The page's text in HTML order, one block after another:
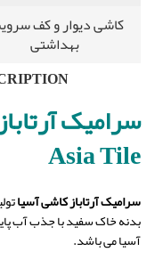
کاشی دیوار و کف
بهداشتی
Asia Tile
سرامیک آرتاباز کاشی آسیا
بدنه خاک سفید با جذب آب
آسیا می باشد.